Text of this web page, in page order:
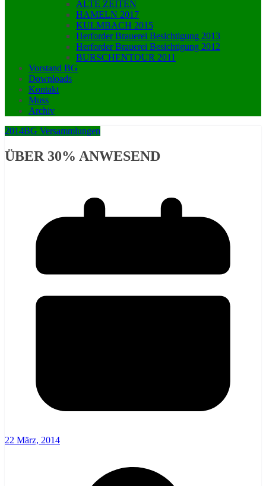
ALTE ZEITEN
HAMELN 2017
KULMBACH 2015
Herforder Brauerei Besichtigung 2013
Herforder Brauerei Besichtigung 2012
BURSCHENTOUR 2011
Vorstand BG
Downloads
Kontakt
Muss
Archiv
2014BG Versammlungen
ÜBER 30% ANWESEND
22 März, 2014